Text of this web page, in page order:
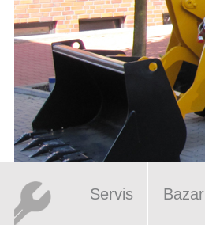
Servis Bazar